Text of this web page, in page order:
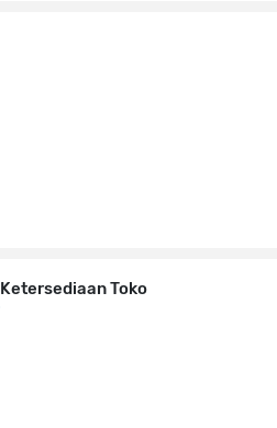
Ketersediaan Toko